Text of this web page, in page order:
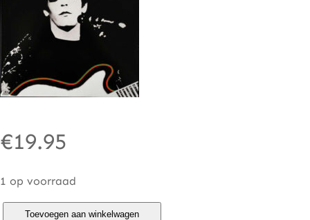
€19.95
1 op voorraad
Toevoegen aan winkelwagen